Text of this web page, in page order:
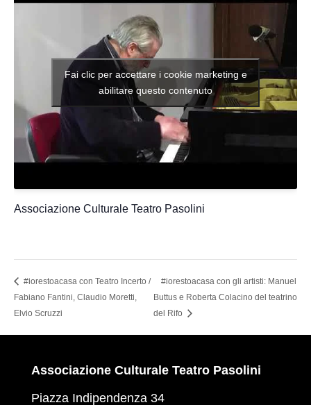
Fai clic per accettare i cookie marketing e
abilitare questo contenuto
Associazione Culturale Teatro Pasolini
#iorestoacasa con Teatro Incerto /
Fabiano Fantini, Claudio Moretti,
Elvio Scruzzi
#iorestoacasa con gli artisti: Manuel
Buttus e Roberta Colacino del teatrino
del Rifo
Associazione Culturale Teatro Pasolini
Piazza Indipendenza 34